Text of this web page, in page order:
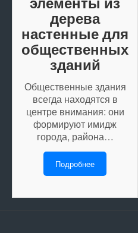
дерева
настенные для
общественных
зданий
Общественные здания
всегда находятся в
центре внимания: они
формируют имидж
города, района…
Подробнее